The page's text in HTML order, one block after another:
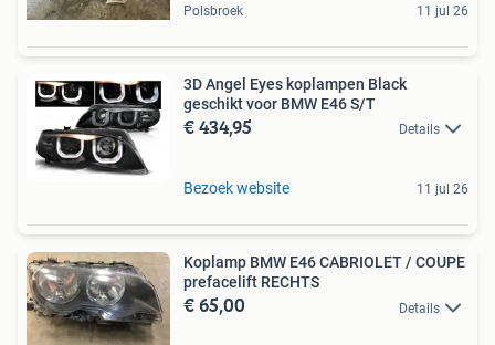
Polsbroek 11 jul 26
3D Angel Eyes koplampen Black
geschikt voor BMW E46 S/T
€ 434,95 Details
Bezoek website 11 jul 26
Koplamp BMW E46 CABRIOLET / COUPE
prefacelift RECHTS
€ 65,00 Details